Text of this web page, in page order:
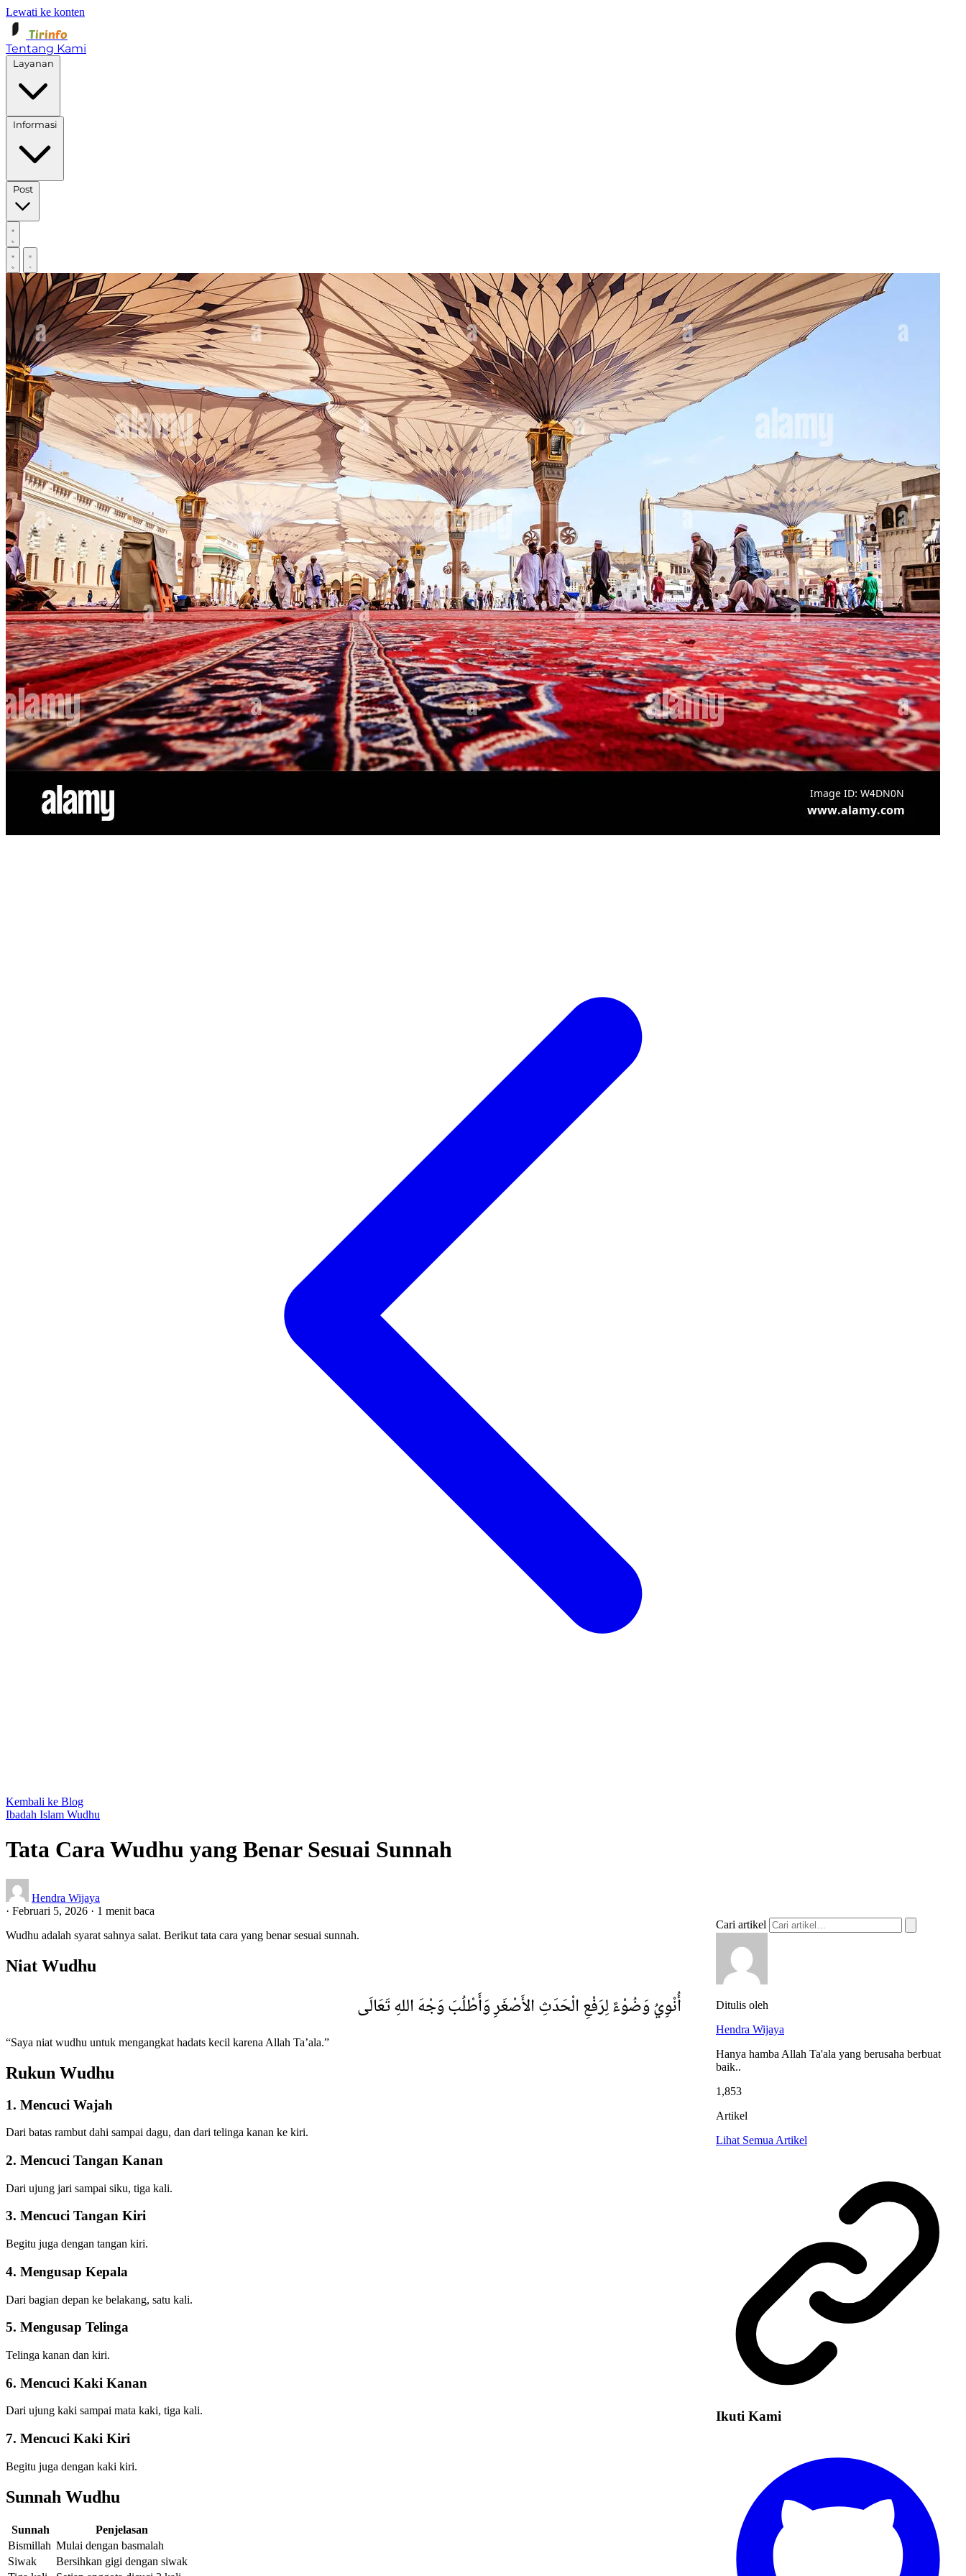
Lewati ke konten
Tirinfo
Tentang Kami
Post
Kembali ke Blog
Ibadah Islam Wudhu
Tata Cara Wudhu yang Benar Sesuai Sunnah
Hendra Wijaya
· Februari 5, 2026 · 1 menit baca
Wudhu adalah syarat sahnya salat. Berikut tata cara yang benar sesuai sunnah.
Niat Wudhu
أُنْوِيُ وَضُوْءً لِرَفْعِ الْحَدَثِ الأَصْغَرِ وَأَطْلُبَ وَجْهَ اللهِ تَعَالَى
“Saya niat wudhu untuk mengangkat hadats kecil karena Allah Ta’ala.”
Rukun Wudhu
1. Mencuci Wajah
Dari batas rambut dahi sampai dagu, dan dari telinga kanan ke kiri.
2. Mencuci Tangan Kanan
Dari ujung jari sampai siku, tiga kali.
3. Mencuci Tangan Kiri
Begitu juga dengan tangan kiri.
4. Mengusap Kepala
Dari bagian depan ke belakang, satu kali.
5. Mengusap Telinga
Telinga kanan dan kiri.
6. Mencuci Kaki Kanan
Dari ujung kaki sampai mata kaki, tiga kali.
7. Mencuci Kaki Kiri
Begitu juga dengan kaki kiri.
Sunnah Wudhu
Sunnah
Penjelasan
Bismillah Mulai dengan basmalah
Siwak
Bersihkan gigi dengan siwak
Cari artikel
Ditulis oleh
Hendra Wijaya
Hanya hamba Allah Ta'ala yang berusaha berbuat
baik..
1,853
Artikel
Lihat Semua Artikel
Ikuti Kami